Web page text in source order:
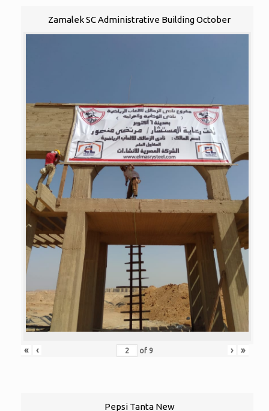
Zamalek SC Administrative Building October
« ‹ of 9 › »
Pepsi Tanta New